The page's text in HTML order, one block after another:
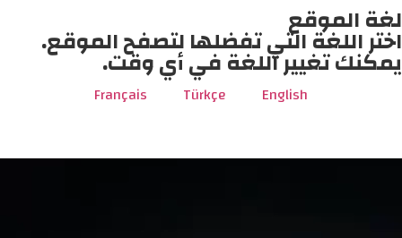
لغة الموقع
اختر اللغة التي تفضلها لتصفح الموقع.
يمكنك تغيير اللغة في أي وقت.
English
Türkçe
Français